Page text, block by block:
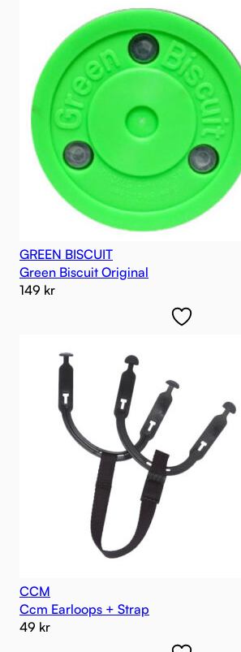
GREEN BISCUIT
Green Biscuit Original
149 kr
CCM
Ccm Earloops + Strap
49 kr